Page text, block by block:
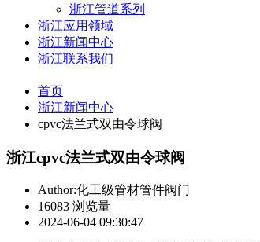
浙江管道系列
浙江应用领域
浙江新闻中心
浙江联系我们
首页
浙江新闻中心
cpvc法兰式双由令球阀
浙江cpvc法兰式双由令球阀
Author:化工级管材管件阀门
16083 浏览量
2024-06-04 09:30:47